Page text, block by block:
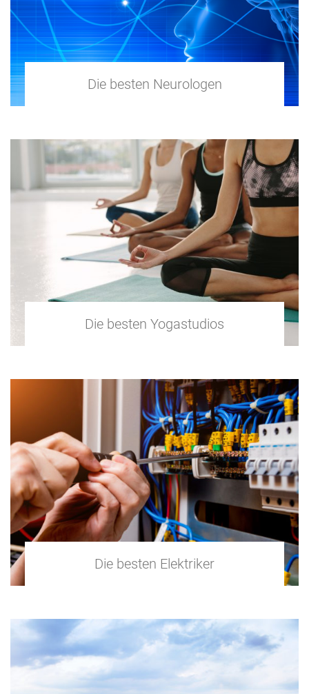
Die besten Neurologen
Die besten Yogastudios
Die besten Elektriker